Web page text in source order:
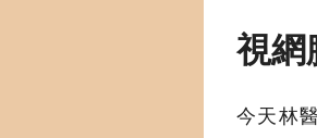
視網
今天林